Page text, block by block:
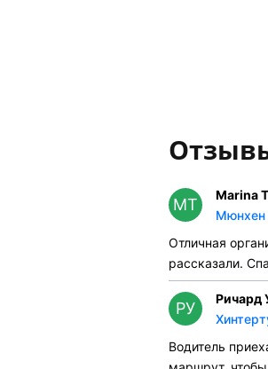
MT
Marina
Мюнхен
Отличная
рассказали.
РУ
Ричард
Водитель